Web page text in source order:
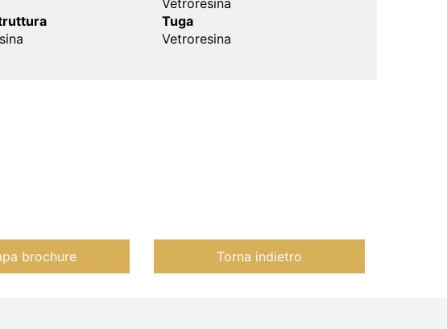
Vetroresina
Tuga
Vetroresina
brochure Torna indietro